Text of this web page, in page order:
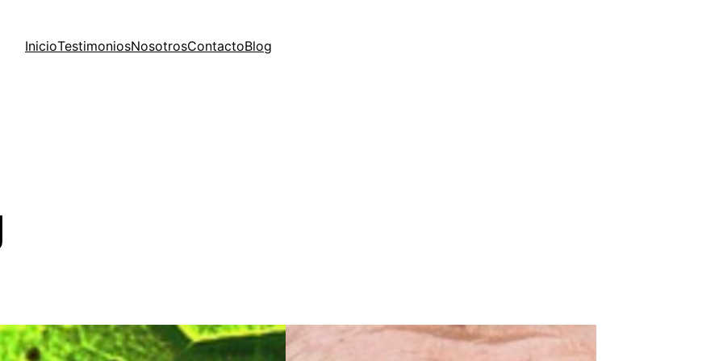
InicioTestimoniosNosotrosContactoBlog